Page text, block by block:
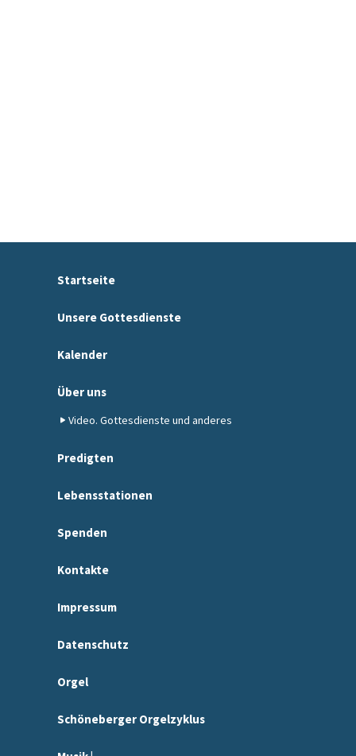
Startseite
Unsere Gottesdienste
Kalender
Über uns
Video. Gottesdienste und anderes
Predigten
Lebensstationen
Spenden
Kontakte
Impressum
Datenschutz
Orgel
Schöneberger Orgelzyklus